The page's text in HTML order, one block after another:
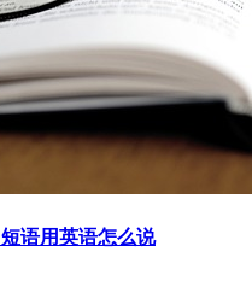
语用英语怎么说